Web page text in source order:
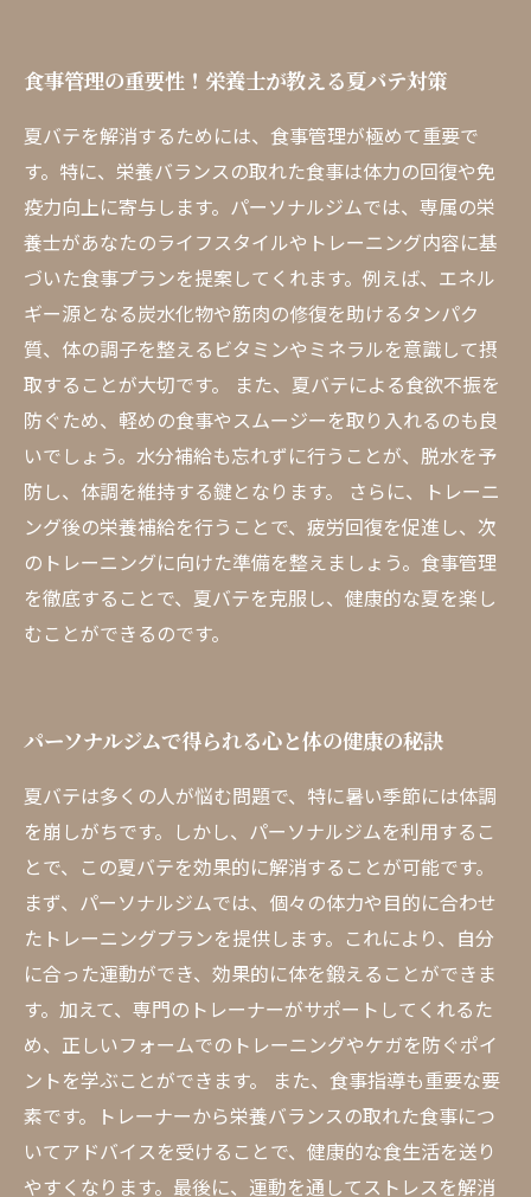
食事管理の重要性！栄養士が教える夏バテ対策
夏バテを解消するためには、食事管理が極めて重要で
す。特に、栄養バランスの取れた食事は体力の回復や免
疫力向上に寄与します。パーソナルジムでは、専属の栄
養士があなたのライフスタイルやトレーニング内容に基
づいた食事プランを提案してくれます。例えば、エネル
ギー源となる炭水化物や筋肉の修復を助けるタンパク
質、体の調子を整えるビタミンやミネラルを意識して摂
取することが大切です。 また、夏バテによる食欲不振を
防ぐため、軽めの食事やスムージーを取り入れるのも良
いでしょう。水分補給も忘れずに行うことが、脱水を予
防し、体調を維持する鍵となります。 さらに、トレーニ
ング後の栄養補給を行うことで、疲労回復を促進し、次
のトレーニングに向けた準備を整えましょう。食事管理
を徹底することで、夏バテを克服し、健康的な夏を楽し
むことができるのです。
パーソナルジムで得られる心と体の健康の秘訣
夏バテは多くの人が悩む問題で、特に暑い季節には体調
を崩しがちです。しかし、パーソナルジムを利用するこ
とで、この夏バテを効果的に解消することが可能です。
まず、パーソナルジムでは、個々の体力や目的に合わせ
たトレーニングプランを提供します。これにより、自分
に合った運動ができ、効果的に体を鍛えることができま
す。加えて、専門のトレーナーがサポートしてくれるた
め、正しいフォームでのトレーニングやケガを防ぐポイ
ントを学ぶことができます。 また、食事指導も重要な要
素です。トレーナーから栄養バランスの取れた食事につ
いてアドバイスを受けることで、健康的な食生活を送り
やすくなります。最後に、運動を通してストレスを解消